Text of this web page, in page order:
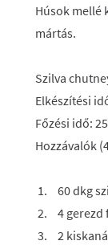
Húsok mellé
mártás.
Szilva
Elkészítési
Főzési idő:
Hozzávalók
60 dkg
4 gerezd
2